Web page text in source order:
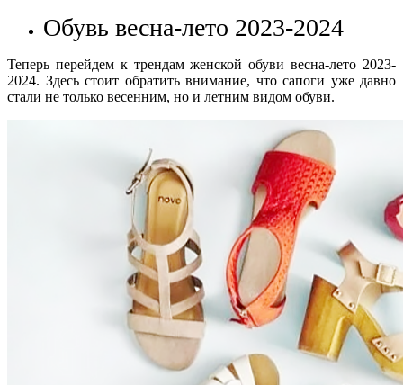
Обувь весна-лето 2023-2024
Теперь перейдем к трендам женской обуви весна-лето 2023-
2024. Здесь стоит обратить внимание, что сапоги уже давно
стали не только весенним, но и летним видом обуви.